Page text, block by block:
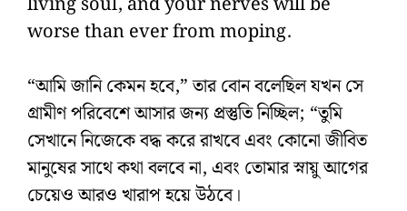
worse than ever from moping.
“আমি জানি কেমন হবে,” তার বোন বলেছিল যখন সে
গ্রামীণ পরিবেশে আসার জন্য প্রস্তুতি নিচ্ছিল; “তুমি
সেখানে নিজেকে বদ্ধ করে রাখবে এবং কোনো জীবিত
মানুষের সাথে কথা বলবে না, এবং তোমার স্নায়ু আগের
চেয়েও আরও খারাপ হয়ে উঠবে।